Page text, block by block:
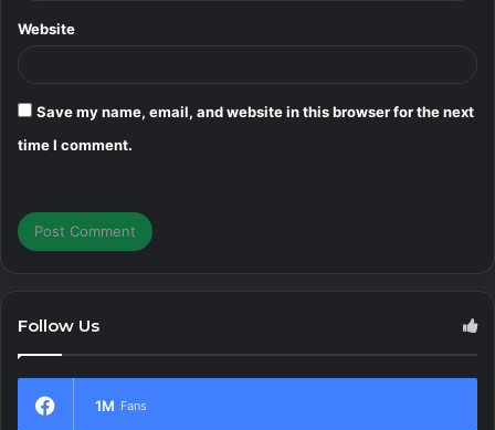
Website
Save my name, email, and website in this browser for the next
time I comment.
Follow Us
1M Fans